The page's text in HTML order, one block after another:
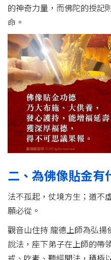
的神奇力量，而佛陀的授記
命。
二、為佛像貼金有
法不孤起，仗境方生；道不
願必從。
觀音山住持 龍德上師為弘
說法，座下弟子在上師的帶